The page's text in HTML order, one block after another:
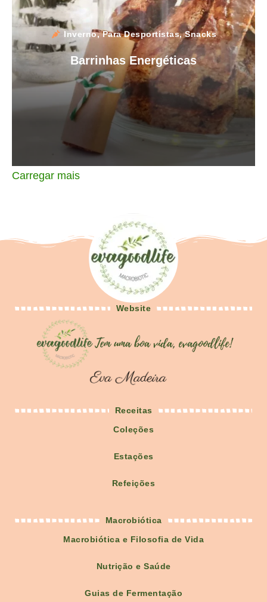
Inverno,Para Desportistas,Snacks
Barrinhas Energéticas
Carregar mais
Website
Receitas
Coleções
Estações
Refeições
Macrobiótica
Macrobiótica e Filosofia de Vida
Nutrição e Saúde
Guias de Fermentação